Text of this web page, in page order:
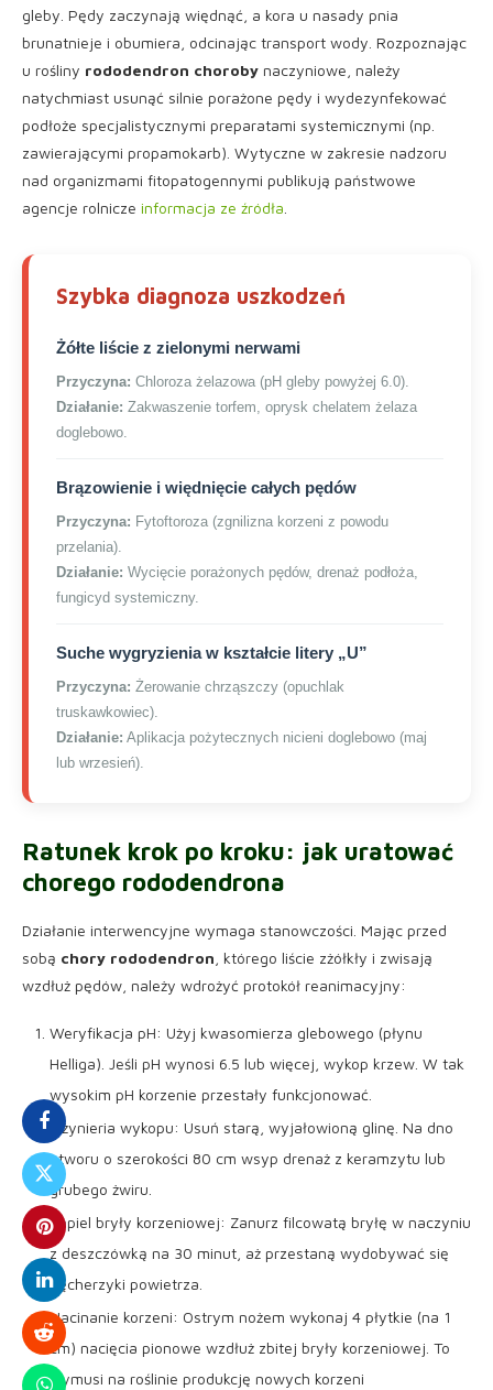
gleby. Pędy zaczynają więdnąć, a kora u nasady pnia
brunatnieje i obumiera, odcinając transport wody. Rozpoznając
u rośliny rododendron choroby naczyniowe, należy
natychmiast usunąć silnie porażone pędy i wydezynfekować
podłoże specjalistycznymi preparatami systemicznymi (np.
zawierającymi propamokarb). Wytyczne w zakresie nadzoru
nad organizmami fitopatogennymi publikują państwowe
agencje rolnicze informacja ze źródła
Szybka diagnoza uszkodzeń
Żółte liście z zielonymi nerwami
Przyczyna: Chloroza żelazowa (pH gleby powyżej 6.0).
Działanie: Zakwaszenie torfem, oprysk chelatem żelaza
doglebowo.
Brązowienie i więdnięcie całych pędów
Przyczyna: Fytoftoroza (zgnilizna korzeni z powodu
przelania).
Działanie: Wycięcie porażonych pędów, drenaż podłoża,
fungicyd systemiczny.
Suche wygryzienia w kształcie litery „U”
Przyczyna: Żerowanie chrząszczy (opuchlak
truskawkowiec).
Działanie: Aplikacja pożytecznych nicieni doglebowo (maj
lub wrzesień).
Ratunek krok po kroku: jak uratować
chorego rododendrona
Działanie interwencyjne wymaga stanowczości. Mając przed
sobą chory rododendron , którego liście zżółkły i zwisają
wzdłuż pędów, należy wdrożyć protokół reanimacyjny:
Weryfikacja pH: Użyj kwasomierza glebowego (płynu
Helliga). Jeśli pH wynosi 6.5 lub więcej, wykop krzew. W tak
wysokim pH korzenie przestały funkcjonować.
Inżynieria wykopu: Usuń starą, wyjałowioną glinę. Na dno
otworu o szerokości 80 cm wsyp drenaż z keramzytu lub
grubego żwiru.
Kąpiel bryły korzeniowej: Zanurz filcowatą bryłę w naczyniu
z deszczówką na 30 minut, aż przestaną wydobywać się
pęcherzyki powietrza.
Nacinanie korzeni: Ostrym nożem wykonaj 4 płytkie (na 1
cm) nacięcia pionowe wzdłuż zbitej bryły korzeniowej. To
wymusi na roślinie produkcję nowych korzeni